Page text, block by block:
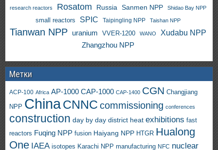
research reactors Rosatom Russia Sanmen NPP Shidao Bay NPP
small reactors SPIC Taipingling NPP Taishan NPP
Tianwan NPP uranium VVER-1200 WANO
Xudabu NPP
Zhangzhou NPP
Метки
ACP-100 Africa AP-1000 CAP-1000 CAP-1400 CGN Changjiang
NPP ChinaCNNC commissioning conferences
construction day by day district heat exhibitions fast
reactors Fuqing NPP fusion Haiyang NPP HTGR Hualong
One IAEA isotopes Karachi NPP manufacturing NFC nuclear